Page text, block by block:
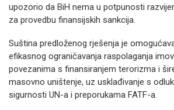
upozorio da BiH nema u potpunosti
za provedbu finansijskih sankcija.
Suština predloženog rješenja je
efikasnog ograničavanja raspolaganja
povezanima s finansiranjem terorizma i
masovno uništenje, uz usklađivanje s
sigurnosti UN-a i preporukama FATF-a.